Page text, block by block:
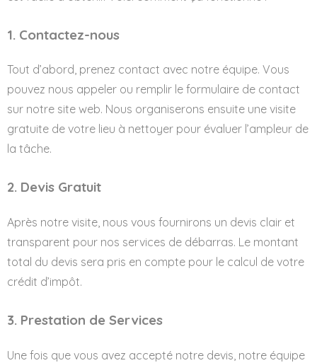
1. Contactez-nous
Tout d’abord, prenez contact avec notre équipe. Vous
pouvez nous appeler ou remplir le formulaire de contact
sur notre site web. Nous organiserons ensuite une visite
gratuite de votre lieu à nettoyer pour évaluer l’ampleur de
la tâche.
2. Devis Gratuit
Après notre visite, nous vous fournirons un devis clair et
transparent pour nos services de débarras. Le montant
total du devis sera pris en compte pour le calcul de votre
crédit d’impôt.
3. Prestation de Services
Une fois que vous avez accepté notre devis, notre équipe